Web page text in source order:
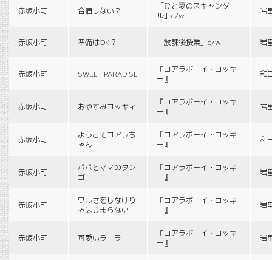
赤坂小町 合宿しない？
「ひと夏のスキャンダ
ル」c/w
岩
赤坂小町 準備はOK？ 「放課後授業」c/w 岩
赤坂小町 SWEET PARADISE
『コアラボーイ・コッキ
ー』
和
赤坂小町 おやすみコッキィ
『コアラボーイ・コッキ
ー』
岩
赤坂小町
ようこそコアラち
ゃん
『コアラボーイ・コッキ
ー』
和
赤坂小町
パパとママのタン
ゴ
『コアラボーイ・コッキ
ー』
岩
赤坂小町
ワルさをしなけり
ゃはじまらない
『コアラボーイ・コッキ
ー』
岩
赤坂小町 可愛いラーラ
『コアラボーイ・コッキ
ー』
岩